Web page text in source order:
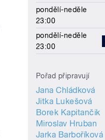
pondělí-neděle
23:00
pondělí-neděle
23:00
Pořad připravují
Jana Chládková
Jitka Lukešová
Borek Kapitančik
Miroslav Hruban
Jarka Barboříková